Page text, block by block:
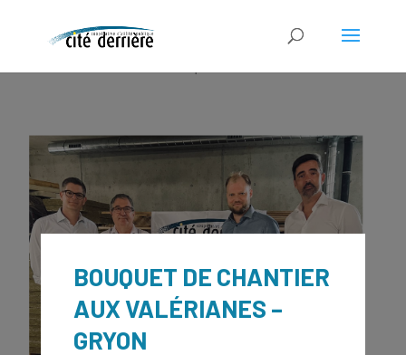
BOUQUET DE CHANTIER
AUX VALÉRIANES –
GRYON